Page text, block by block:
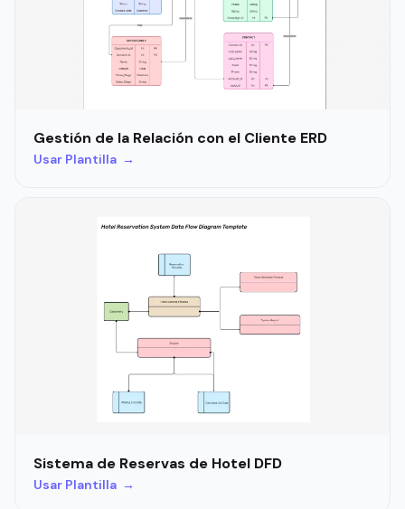
Gestión de la Relación con el Cliente ERD
Usar Plantilla →
Sistema de Reservas de Hotel DFD
Usar Plantilla →